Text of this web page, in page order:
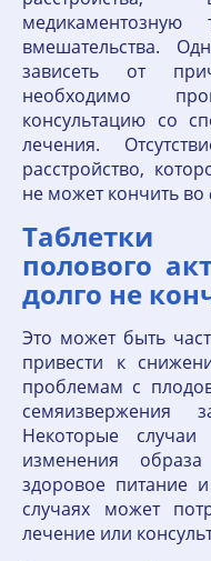
вмешательства.
зависеть от
необходимо
консультацию со
лечения.
расстройство,
не может кончить во
Таблетки
полового
долго не
Это может быть
привести к
проблемам с
семяизвержения
Некоторые
изменения
здоровое питание
случаях может
лечение или